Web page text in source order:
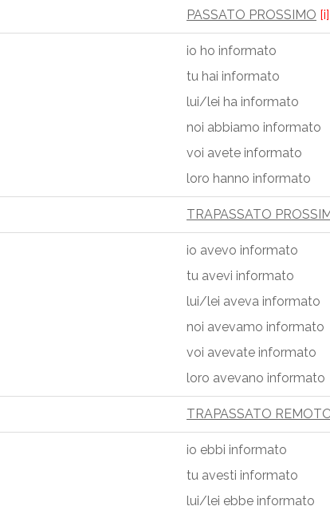
PASSATO PROSSIMO [i]
io ho informato
tu hai informato
lui/lei ha informato
noi abbiamo informato
voi avete informato
loro hanno informato
TRAPASSATO
io avevo informato
tu avevi informato
lui/lei aveva informato
noi avevamo informato
voi avevate informato
loro avevano informato
TRAPASSATO
io ebbi informato
tu avesti informato
lui/lei ebbe informato